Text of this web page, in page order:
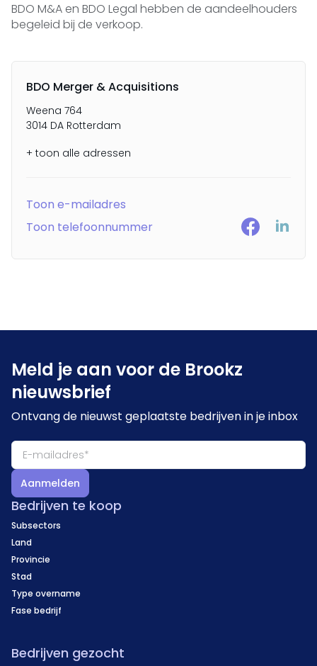
BDO M&A en BDO Legal hebben de aandeelhouders
begeleid bij de verkoop.
BDO Merger & Acquisitions
Weena 764
3014 DA Rotterdam
+ toon alle adressen
Toon e-mailadres
Toon telefoonnummer
Meld je aan voor de Brookz
nieuwsbrief
Ontvang de nieuwst geplaatste bedrijven in je inbox
Aanmelden
Bedrijven te koop
Subsectors
Land
Provincie
Stad
Type overname
Fase bedrijf
Bedrijven gezocht